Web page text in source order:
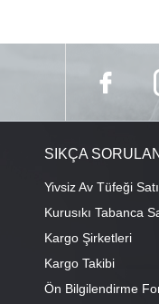
SIKÇA
Yivsiz Av Tüfeği
Kurusıkı Tabanca
Kargo Şirketleri
Kargo Takibi
Ön Bilgilendirme